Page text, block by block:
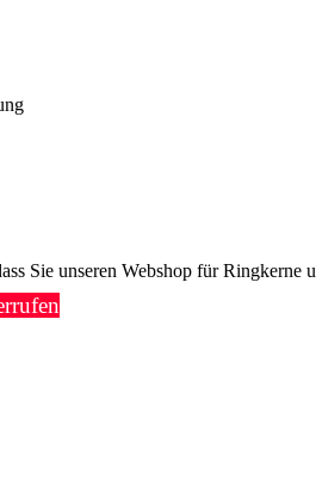
Sie unseren Webshop für Ringkerne